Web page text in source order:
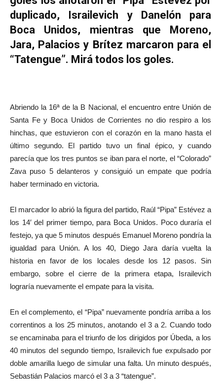
duplicado, Israilevich y Danelón para
Boca Unidos, mientras que Moreno,
Jara, Palacios y Brítez marcaron para el
“Tatengue”. Mirá todos los goles.
Abriendo la 16ª de la B Nacional, el encuentro entre Unión de
Santa Fe y Boca Unidos de Corrientes no dio respiro a los
hinchas, que estuvieron con el corazón en la mano hasta el
último segundo. El partido tuvo un final épico, y cuando
parecía que los tres puntos se iban para el norte, el “Colorado”
Zava puso 5 delanteros y consiguió un empate que podría
haber terminado en victoria.
El marcador lo abrió la figura del partido, Raúl “Pipa” Estévez a
los 14′ del primer tiempo, para Boca Unidos. Poco duraría el
festejo, ya que 5 minutos después Emanuel Moreno pondría la
igualdad para Unión. A los 40, Diego Jara daría vuelta la
historia en favor de los locales desde los 12 pasos. Sin
embargo, sobre el cierre de la primera etapa, Israilevich
lograría nuevamente el empate para la visita.
En el complemento, el “Pipa” nuevamente pondría arriba a los
correntinos a los 25 minutos, anotando el 3 a 2. Cuando todo
se encaminaba para el triunfo de los dirigidos por Úbeda, a los
40 minutos del segundo tiempo, Israilevich fue expulsado por
doble amarilla luego de simular una falta. Un minuto después,
Sebastián Palacios marcó el 3 a 3 “tatengue”.